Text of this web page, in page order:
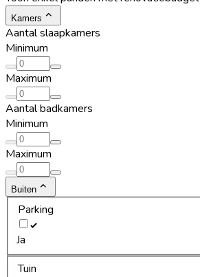
Kamers
Aantal slaapkamers
Minimum
Maximum
Aantal badkamers
Minimum
Maximum
Buiten
Parking
Ja
Tuin